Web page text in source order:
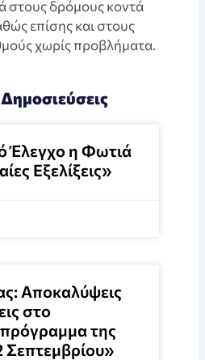
στους δρόμους κοντά
επίσης και στους
χωρίς προβλήματα.
Έλεγχο η Φωτιά
Εξελίξεις»
Αποκαλύψεις
στο
πρόγραμμα της
Σεπτεμβρίου»